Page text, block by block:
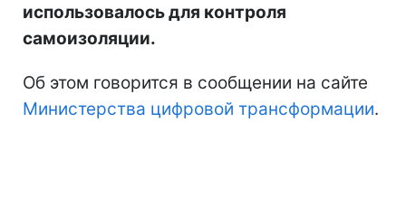
использовалось для контроля
самоизоляции.
Об этом говорится в сообщении на сайте
Министерства цифровой трансформации.